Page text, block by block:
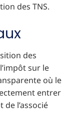
des TNS.
des
sur le
où le
entrer
l’associé